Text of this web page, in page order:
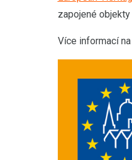
zapojené
Více informací na